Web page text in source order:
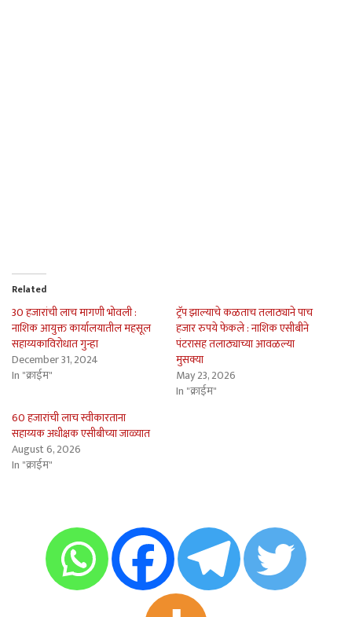
Related
30 हजारांची लाच मागणी भोवली :
नाशिक आयुक्त कार्यालयातील महसूल
सहाय्यकाविरोधात गुन्हा
December 31, 2024
In "क्राईम"
ट्रॅप झाल्याचे कळताच तलाठ्याने पाच
हजार रुपये फेकले : नाशिक एसीबीने
पंटरासह तलाठ्याच्या आवळल्या
मुसक्या
May 23, 2026
In "क्राईम"
60 हजारांची लाच स्वीकारताना
सहाय्यक अधीक्षक एसीबीच्या जाळ्यात
August 6, 2026
In "क्राईम"